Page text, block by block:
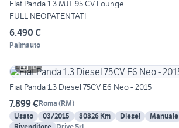
Fiat Panda 1.3 MJT 95 CV Lounge
FULL NEOPATENTATI
6.490 €
Palmauto
10
Fiat Panda 1.3 Diesel 75CV E6 Neo - 2015
7.899 €Roma (RM)
Usato
03/2015 80826 Km Diesel Manuale